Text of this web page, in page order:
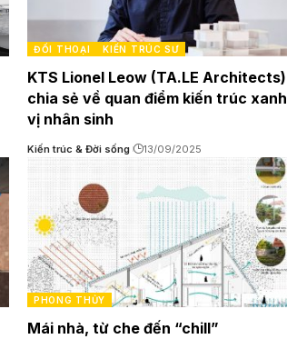
ĐỐI THOẠI KIẾN TRÚC SƯ
KTS Lionel Leow (TA.LE Architects)
chia sẻ về quan điểm kiến trúc xanh
vị nhân sinh
Kiến trúc & Đời sống 13/09/2025
PHONG THỦY
Mái nhà, từ che đến “chill”